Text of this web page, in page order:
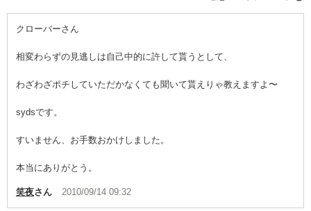
クローバーさん
相変わらずの見逃しは自己中的に許して貰うとして、
わざわざポチしていただかなくても聞いて貰えりゃ教えますよ〜
sydsです。
すいません、お手数おかけしました。
本当にありがとう。
笑夜さん 2010/09/14 09:32